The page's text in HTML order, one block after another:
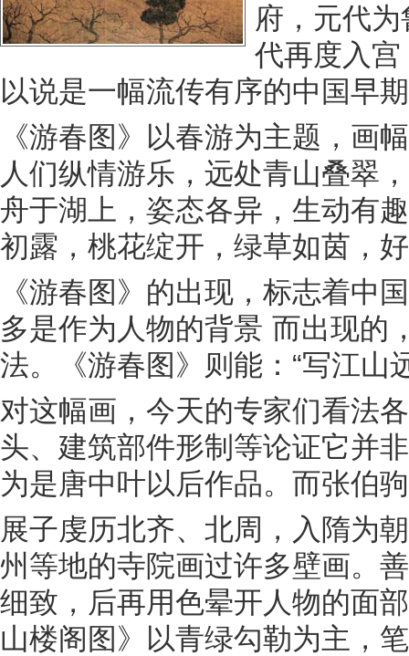
府，元代
代再度入
以说是一幅流传有序的中国
《游春图》以春游为主题，画
人们纵情游乐，远处青山叠翠
舟于湖上，姿态各异，生动有
初露，桃花绽开，绿草如茵
《游春图》的出现，标志着中
多是作为人物的背景 而出现的
法。《游春图》则能：“写江山
对这幅画，今天的专家们看法
头、建筑部件形制等论证它并
为是唐中叶以后作品。而张伯
展子虔历北齐、北周，入隋为
州等地的寺院画过许多壁画。
细致，后再用色晕开人物的面
山楼阁图》以青绿勾勒为主，